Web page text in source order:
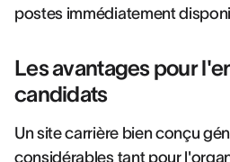
postes immédiatement
Les avantages pour
candidats
Un site carrière bien conçu
considérables tant pour